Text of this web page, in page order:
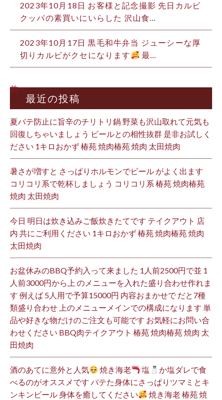
2023年10月18日 お客様と記念撮影 先日カルビ
クッパの素買いにいらした 沢山食…
2023年10月17日 黒毛和牛弁当 ジューシーな厚
切りカルビがクセになります
最…
前へ
最近の投稿
夏バテ防止に旨辛のチリトリ鍋 野菜も沢山取れて元気も
回復しちゃいましょう ビールとの相性抜群 是非お試しく
ださい 1キロおかず 椿苑 焼肉椿苑 焼肉 太田焼肉
暑さが増すと さっぱりホルモンでビール がよく出ます
コリコリ系で乾杯しましょう コリコリ系 椿苑 焼肉椿苑
焼肉 太田焼肉
今日 明日は炊き込みご飯炊きたてです テイクアウト 店
内 共にご利用ください 1キロおかず 椿苑 焼肉椿苑 焼肉
太田焼肉
お盆休みのBBQ予約入って来ました 1人前2500円で並 1
人前3000円から上 のメニューを入れた盛り合わせ作れま
す 例えば 5人用で予算15000円 内容おまかせで だと7種
類盛り合わせ 上のメニューメインでの構成になります 単
品や好きな物だけのご注文も可能です お気軽にお問い合
わせください BBQ肉テイクアウト 椿苑 焼肉椿苑 焼肉 太
田焼肉
酒のあてに意外と人気 焼き海老 塩
か塩ダレで食
べるのがオススメです バテた身体にさっぱりツマミとキ
ンキンビール 身体を癒してください
焼き海老 椿苑 焼